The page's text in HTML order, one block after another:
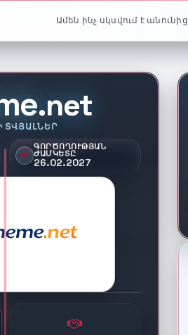
Ամեն ինչ սկսվում է անունից
.net
ՏՎՅԱԼՆԵՐ
ԳՈՐԾՈՂՈՒԹՅԱՆ
ԺԱՄԿԵՏԸ
26.02.2027